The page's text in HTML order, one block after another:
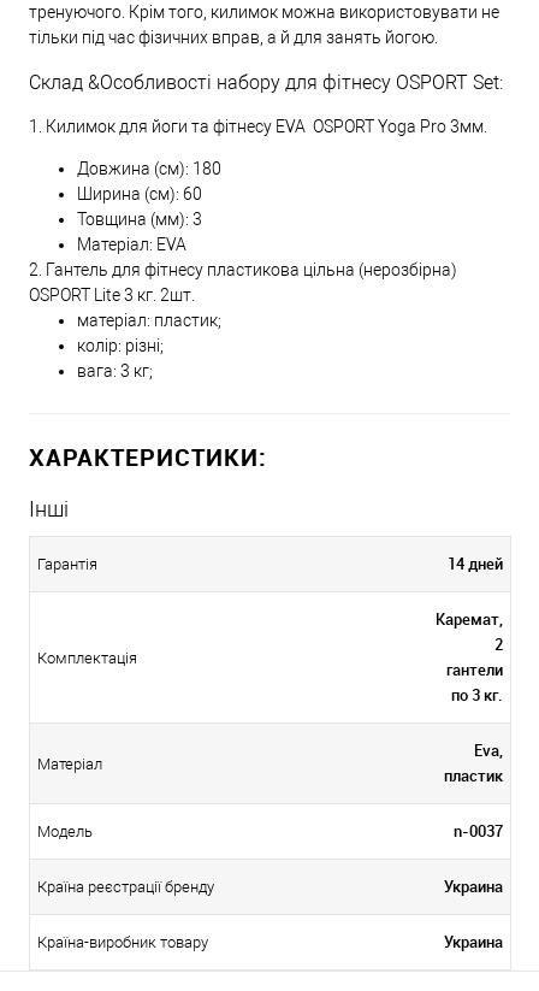
тренуючого. Крім того, килимок можна використовувати не
тільки під час фізичних вправ, а й для занять йогою.
Склад &Особливості набору для фітнесу OSPORT Set:
1. Килимок для йоги та фітнесу EVA OSPORT Yoga Pro 3мм.
Довжина (см): 180
Ширина (см): 60
Товщина (мм): 3
Матеріал: EVA
2. Гантель для фітнесу пластикова цільна (нерозбірна)
OSPORT Lite 3 кг. 2шт.
матеріал: пластик;
колір: різні;
вага: 3 кг;
ХАРАКТЕРИСТИКИ:
Інші
Гарантія 14 дней
Комплектація
Каремат,
2
гантели
по 3 кг.
Матеріал
Eva,
пластик
Модель n-0037
Країна реєстрації бренду Украина
Країна-виробник товару Украина